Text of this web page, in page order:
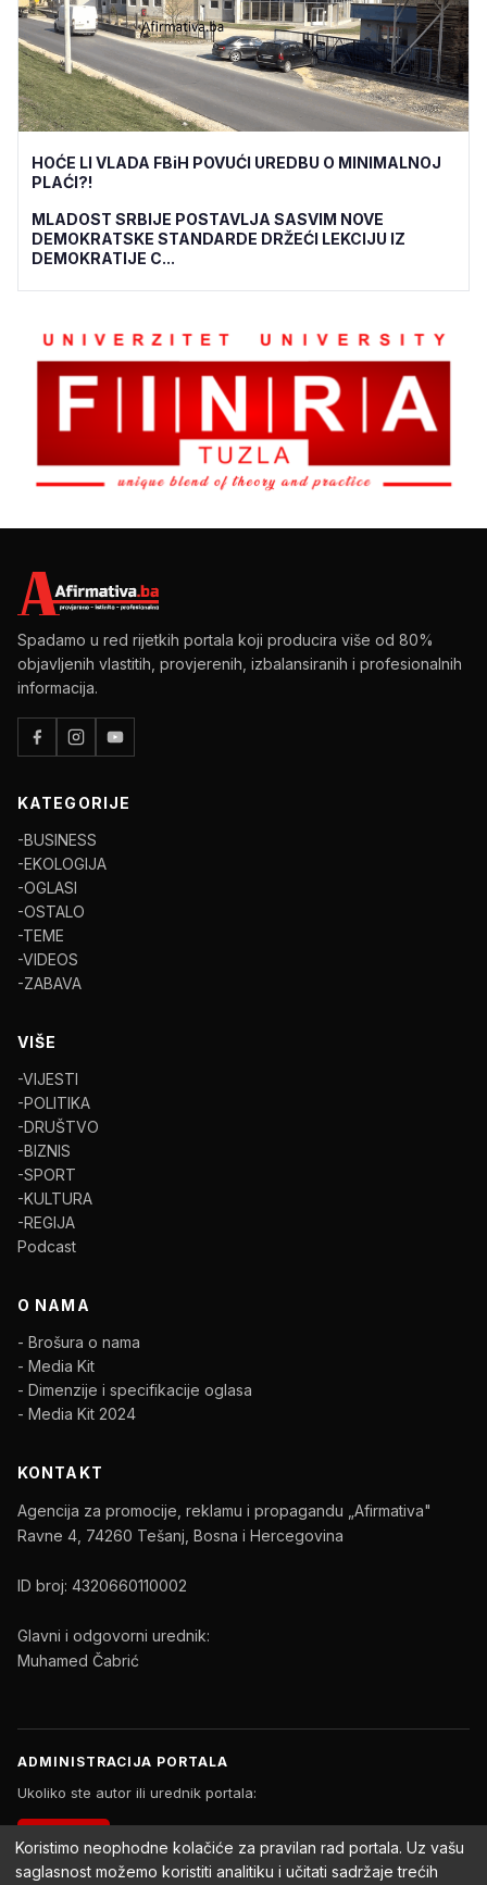
HOĆE LI VLADA FBiH POVUĆI UREDBU O MINIMALNOJ
PLAĆI?!
MLADOST SRBIJE POSTAVLJA SASVIM NOVE
DEMOKRATSKE STANDARDE DRŽEĆI LEKCIJU IZ
DEMOKRATIJE C...
Spadamo u red rijetkih portala koji producira više od 80%
objavljenih vlastitih, provjerenih, izbalansiranih i profesionalnih
informacija.
KATEGORIJE
-BUSINESS
-EKOLOGIJA
-OGLASI
-OSTALO
-TEME
-VIDEOS
-ZABAVA
VIŠE
-VIJESTI
-POLITIKA
-DRUŠTVO
-BIZNIS
-SPORT
-KULTURA
-REGIJA
Podcast
O NAMA
- Brošura o nama
- Media Kit
- Dimenzije i specifikacije oglasa
- Media Kit 2024
KONTAKT
Agencija za promocije, reklamu i propagandu „Afirmativa"
Ravne 4, 74260 Tešanj, Bosna i Hercegovina
ID broj: 4320660110002
Glavni i odgovorni urednik:
Muhamed Čabrić
ADMINISTRACIJA PORTALA
Ukoliko ste autor ili urednik portala:
Koristimo neophodne kolačiće za pravilan rad portala. Uz vašu
saglasnost možemo koristiti analitiku i učitati sadržaje trećih